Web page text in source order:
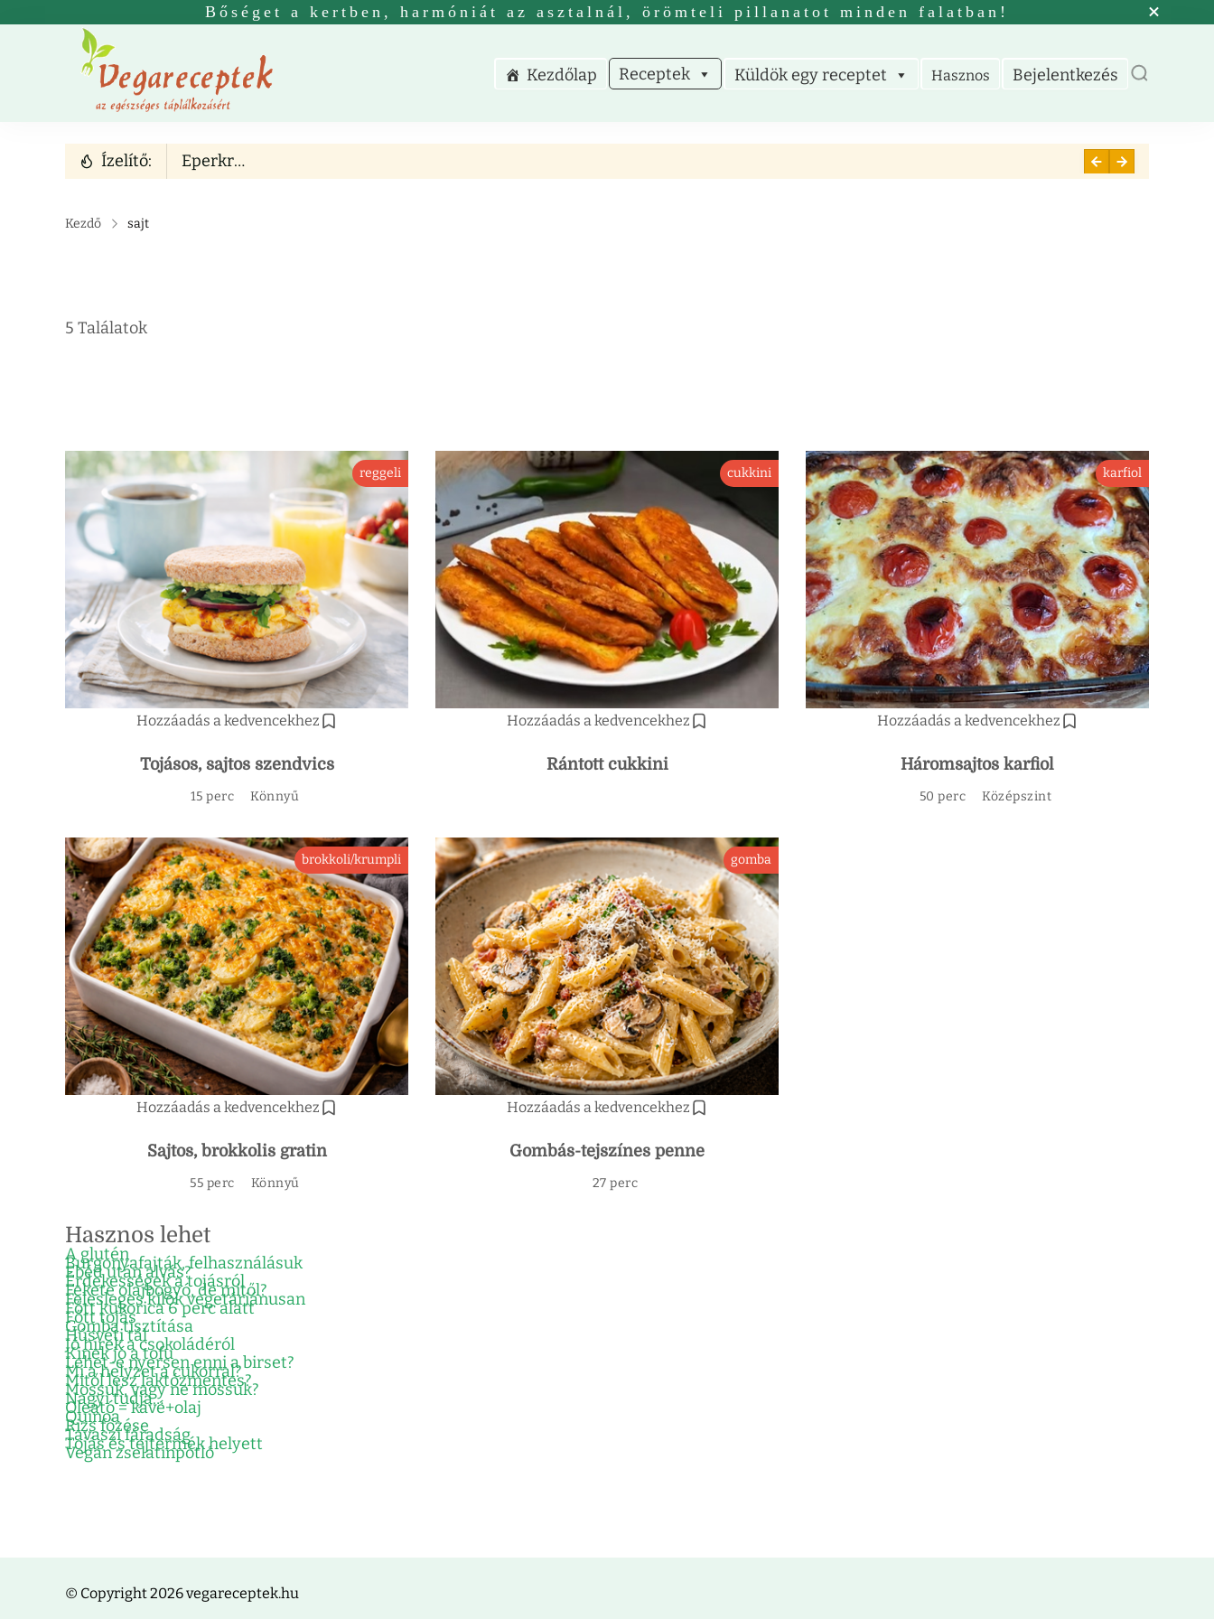
Bőséget a kertben, harmóniát az asztalnál, örömteli pillanatot minden falatban!
Vegetáriánus receptek
Vega és vegán receptek nem csak vegetáriánusoknak.
Kezdőlap Receptek Küldök egy receptet Hasznos Bejelentkezés
Ízelítő: Eperkrémleves
Kezdő sajt
5 Találatok
Hozzáadás a kedvencekhez
reggeli
Tojásos, sajtos szendvics
15 perc Könnyű
Hozzáadás a kedvencekhez
cukkini
Rántott cukkini
Hozzáadás a kedvencekhez
karfiol
Háromsajtos karfiol
50 perc Középszint
Hozzáadás a kedvencekhez
brokkoli/krumpli
Sajtos, brokkolis gratin
55 perc Könnyű
Hozzáadás a kedvencekhez
gomba
Gombás-tejszínes penne
27 perc
Hasznos lehet
A glutén
Burgonyafajták, felhasználásuk
Ebéd után alvás?
Érdekességek a tojásról
Fekete olajbogyó, de mitől?
Felesleges kilók vegetáriánusan
Főtt kukorica 6 perc alatt
Főtt tojás
Gomba tisztítása
Húsvéti tál
Jó hírek a csokoládéról
Kinek jó a tofu
Lehet-e nyersen enni a birset?
Mi a helyzet a cukorral?
Mitől lesz laktózmentes?
Mossuk, vagy ne mossuk?
Nagyi tudja…
Oleátó = kávé+olaj
Quinoa
Rizs főzése
Tavaszi fáradság
Tojás és tejtermék helyett
Vegán zselatinpótló
© Copyright 2026 vegareceptek.hu